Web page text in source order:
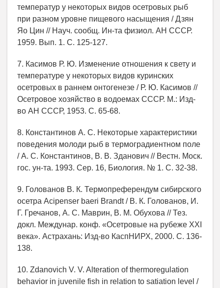
температур у некоторых видов осетровых рыб
при разном уровне пищевого насыщения / Дзян
Яо Цин // Науч. сообщ. Ин-та физиол. АН СССР.
1959. Вып. 1. С. 125-127.
7. Касимов Р. Ю. Изменение отношения к свету и
температуре у некоторых видов куринских
осетровых в раннем онтогенезе / Р. Ю. Касимов //
Осетровое хозяйство в водоемах СССР. М.: Изд-
во АН СССР, 1953. С. 65-68.
8. Константинов А. С. Некоторые характеристики
поведения молоди рыб в термоградиентном поле
/ А. С. Константинов, В. В. Зданович // Вестн. Моск.
гос. ун-та. 1993. Сер. 16, Биология. № 1. С. 32-38.
9. Голованов В. К. Термопреферендум сибирского
осетра Acipenser baeri Brandt / В. К. Голованов, И.
Г. Гречанов, А. С. Маврин, В. М. Обухова // Тез.
докл. Междунар. конф. «Осетровые на рубеже XXI
века». Астрахань: Изд-во КаспНИРХ, 2000. С. 136-
138.
10. Zdanovich V. V. Alteration of thermoregulation
behavior in juvenile fish in relation to satiation level /